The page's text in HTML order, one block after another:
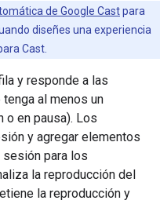
de Google Castpara
diseñes una experiencia
Cast.
y responde a las
al menos un
o en pausa). Los
y agregar elementos
sesión para los
la reproducción del
la reproducción y